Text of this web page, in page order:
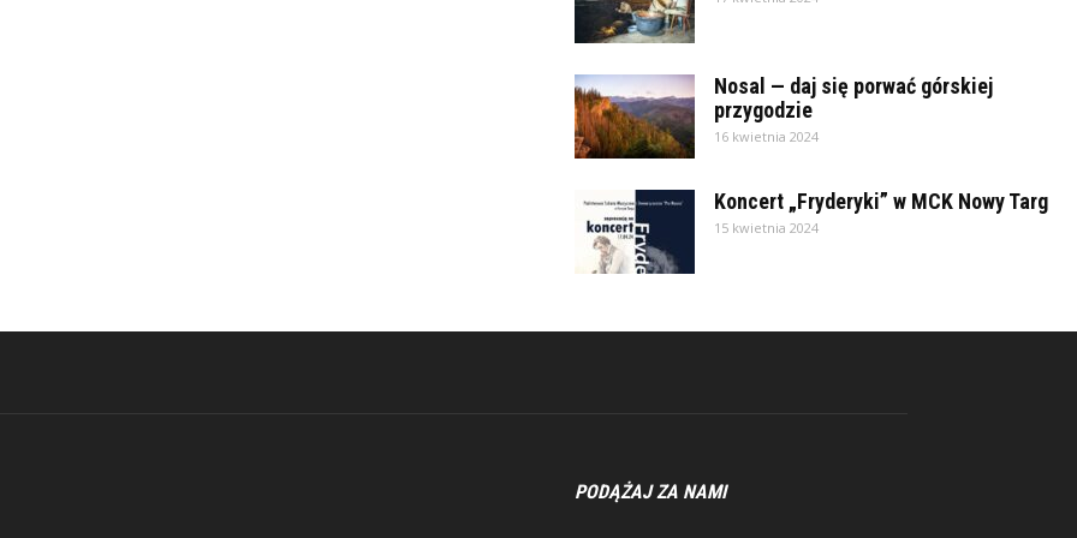
Nosal — daj się porwać górskiej
przygodzie
16 kwietnia 2024
Koncert „Fryderyki” w MCK Nowy Targ
15 kwietnia 2024
PODĄŻAJ ZA NAMI